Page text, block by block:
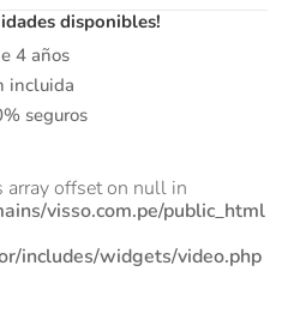
disponibles!
4 años
incluida
seguros
array offset on null in
visso.com.pe/public_html
includes/widgets/video.php